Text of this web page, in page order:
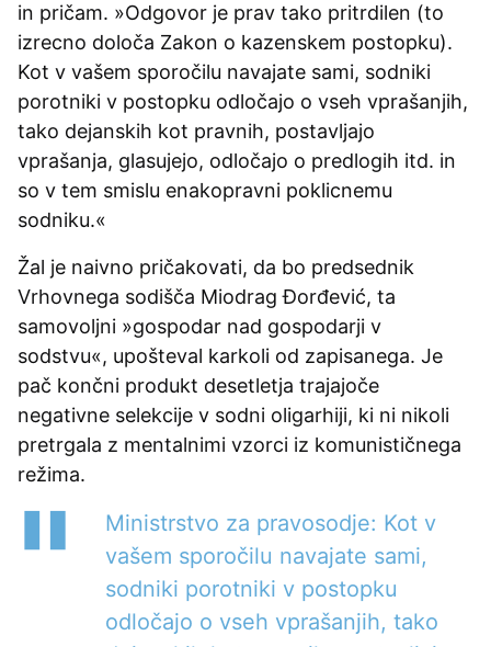
in pričam. »Odgovor je prav tako pritrdilen (to
izrecno določa Zakon o kazenskem postopku).
Kot v vašem sporočilu navajate sami, sodniki
porotniki v postopku odločajo o vseh vprašanjih,
tako dejanskih kot pravnih, postavljajo
vprašanja, glasujejo, odločajo o predlogih itd. in
so v tem smislu enakopravni poklicnemu
sodniku.«
Žal je naivno pričakovati, da bo predsednik
Vrhovnega sodišča Miodrag Đorđević, ta
samovoljni »gospodar nad gospodarji v
sodstvu«, upošteval karkoli od zapisanega. Je
pač končni produkt desetletja trajajoče
negativne selekcije v sodni oligarhiji, ki ni nikoli
pretrgala z mentalnimi vzorci iz komunističnega
režima.
Ministrstvo za pravosodje: Kot v
vašem sporočilu navajate sami,
sodniki porotniki v postopku
odločajo o vseh vprašanjih, tako